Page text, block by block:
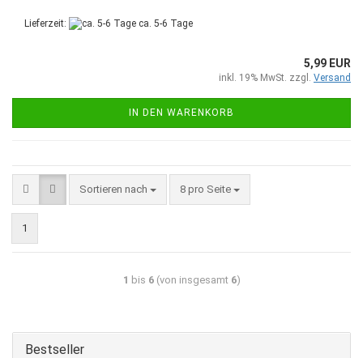
Lieferzeit: ca. 5-6 Tage
5,99 EUR
inkl. 19% MwSt. zzgl. Versand
IN DEN WARENKORB
Sortieren nach 8 pro Seite
1
1 bis 6(von insgesamt 6)
Bestseller